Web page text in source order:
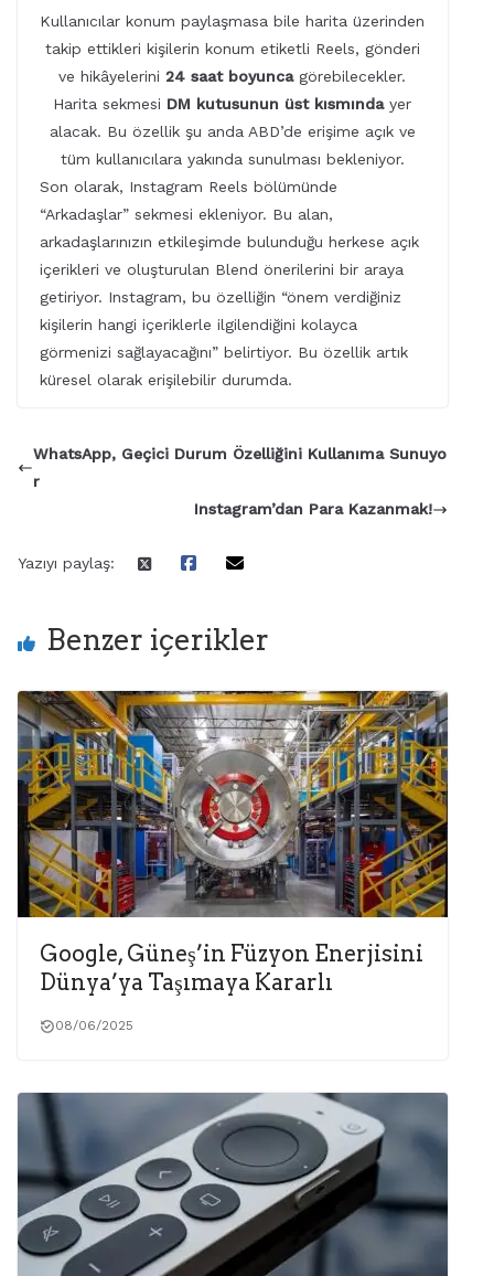
Kullanıcılar konum paylaşmasa bile harita üzerinden
takip ettikleri kişilerin konum etiketli Reels, gönderi
ve hikâyelerini24 saat boyuncagörebilecekler.
Harita sekmesi DM kutusunun üst kısmındayer
alacak. Bu özellik şu anda ABD’de erişime açık ve
tüm kullanıcılara yakında sunulması bekleniyor.
Son olarak, Instagram Reels bölümünde
“Arkadaşlar” sekmesi ekleniyor. Bu alan,
arkadaşlarınızın etkileşimde bulunduğu herkese açık
içerikleri ve oluşturulan Blend önerilerini bir araya
getiriyor. Instagram, bu özelliğin “önem verdiğiniz
kişilerin hangi içeriklerle ilgilendiğini kolayca
görmenizi sağlayacağını” belirtiyor. Bu özellik artık
küresel olarak erişilebilir durumda.
WhatsApp, Geçici Durum Özelliğini Kullanıma Sunuyo
r
Instagram’dan Para Kazanmak!
Yazıyı paylaş:
Benzer içerikler
Google, Güneş’in Füzyon Enerjisini
Dünya’ya Taşımaya Kararlı
08/06/2025